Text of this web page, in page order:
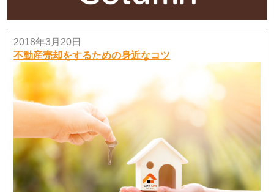
ご内覧ありがとうございました！！お陰様で成約になり
ました♪
2026年7月10日
田園都市線！！つきみ野中古住宅販売♪
田園都市線・つきみ野中古住宅販売スタートします！！
価格：2978万円♪
2026年7月6日
《価格変更》星が丘ハイム2階！
弊社、売主物件「星が丘ハイム2階」の価格を1,980万円
に変更しました！
2026年7月3日
【価格変更】平塚高村団地3階×3LDK！
2018年3月20日
不動産売却をするための身近なコツ